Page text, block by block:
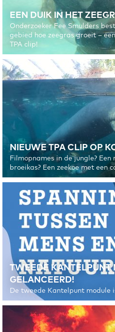
EEN DUIK IN HET
Onderzoeker Fee Smulders
gebied hoe zeegras groeit –
TPA clip!
NIEUWE TPA CLIP OP
Filmopnames in de jungle?
broeikas? Een zeekoe met een
TWEEDE KANTELPUNT
GELANCEERD!
De tweede Kantelpunt module